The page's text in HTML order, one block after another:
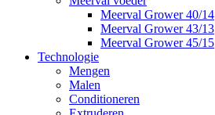
Meerval Grower 40/14
Meerval Grower 43/13
Meerval Grower 45/15
Technologie
Mengen
Malen
Conditioneren